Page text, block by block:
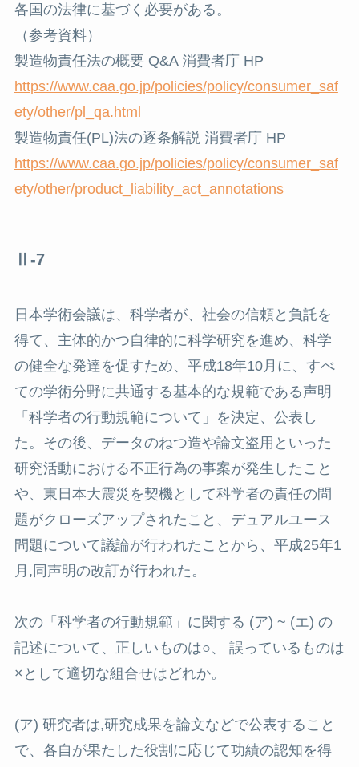
各国の法律に基づく必要がある。
（参考資料）
製造物責任法の概要 Q&A 消費者庁 HP
https://www.caa.go.jp/policies/policy/consumer_saf
ety/other/pl_qa.html
製造物責任(PL)法の逐条解説 消費者庁 HP
https://www.caa.go.jp/policies/policy/consumer_saf
ety/other/product_liability_act_annotations
Ⅱ-7
日本学術会議は、科学者が、社会の信頼と負託を
得て、主体的かつ自律的に科学研究を進め、科学
の健全な発達を促すため、平成18年10月に、すべ
ての学術分野に共通する基本的な規範である声明
「科学者の行動規範について」を決定、公表し
た。その後、データのねつ造や論文盗用といった
研究活動における不正行為の事案が発生したこと
や、東日本大震災を契機として科学者の責任の問
題がクローズアップされたこと、デュアルユース
問題について議論が行われたことから、平成25年1
月,同声明の改訂が行われた。
次の「科学者の行動規範」に関する (ア) ~ (エ) の
記述について、正しいものは○、 誤っているものは
×として適切な組合せはどれか。
(ア) 研究者は,研究成果を論文などで公表すること
で、各自が果たした役割に応じて功績の認知を得